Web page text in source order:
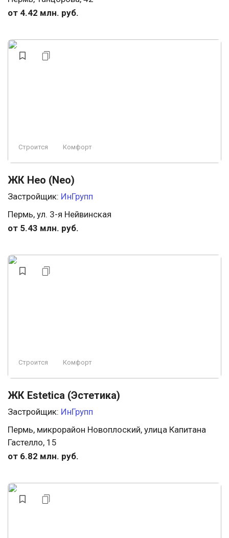
от 4.42 млн. руб.
Строится Комфорт
ЖК Нео (Neo)
Застройщик: ИнГрупп
Пермь, ул. 3-я Нейвинская
от 5.43 млн. руб.
Строится Комфорт
ЖК Estetica (Эстетика)
Застройщик: ИнГрупп
Пермь, микрорайон Новоплоский, улица Капитана
Гастелло, 15
от 6.82 млн. руб.